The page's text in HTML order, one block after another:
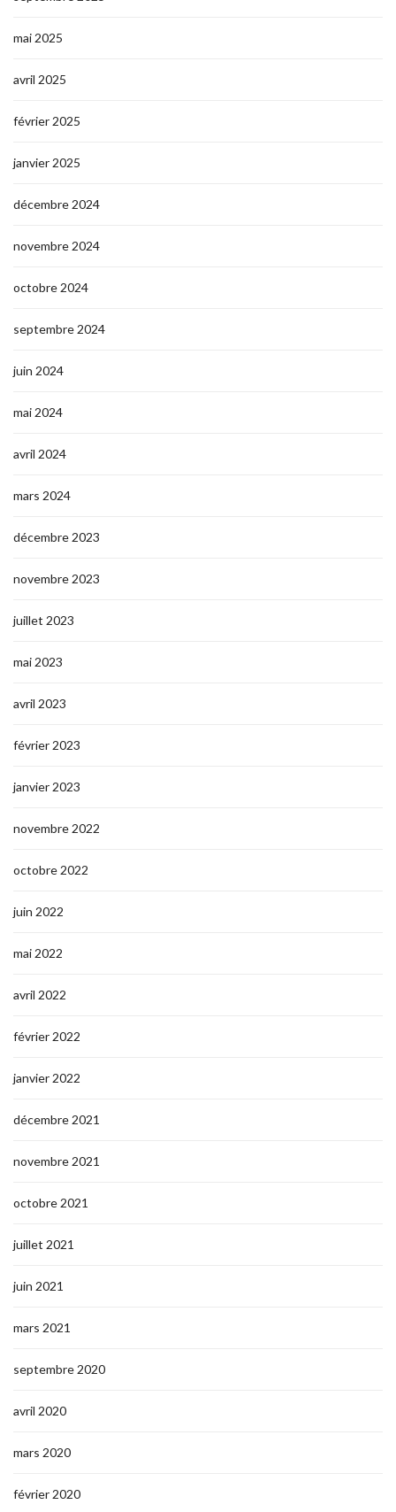
mai 2025
avril 2025
février 2025
janvier 2025
décembre 2024
novembre 2024
octobre 2024
septembre 2024
juin 2024
mai 2024
avril 2024
mars 2024
décembre 2023
novembre 2023
juillet 2023
mai 2023
avril 2023
février 2023
janvier 2023
novembre 2022
octobre 2022
juin 2022
mai 2022
avril 2022
février 2022
janvier 2022
décembre 2021
novembre 2021
octobre 2021
juillet 2021
juin 2021
mars 2021
septembre 2020
avril 2020
mars 2020
février 2020